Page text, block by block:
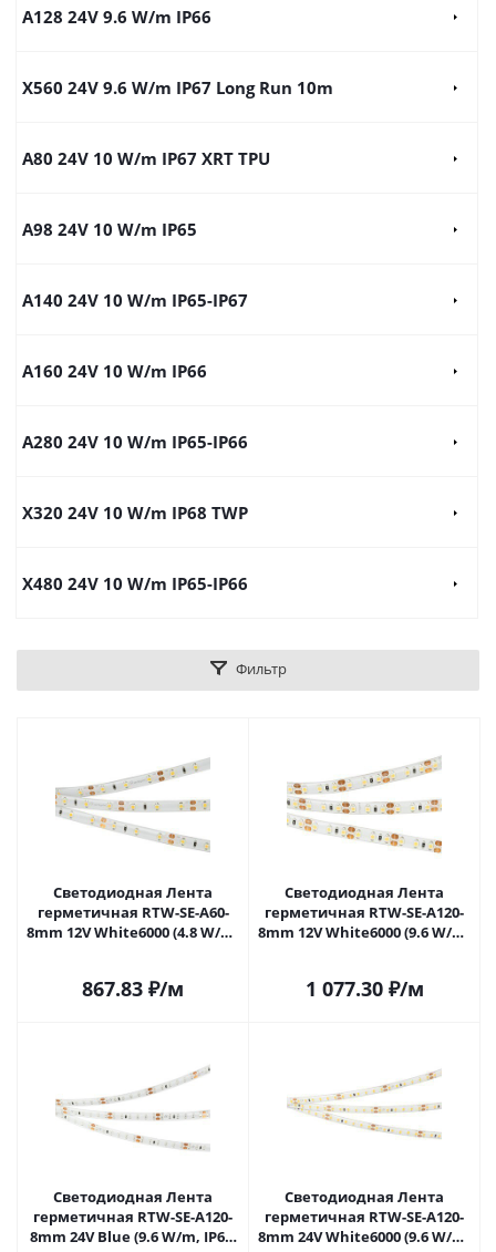
A128 24V 9.6 W/m IP66
X560 24V 9.6 W/m IP67 Long Run 10m
A80 24V 10 W/m IP67 XRT TPU
A98 24V 10 W/m IP65
A140 24V 10 W/m IP65-IP67
A160 24V 10 W/m IP66
A280 24V 10 W/m IP65-IP66
X320 24V 10 W/m IP68 TWP
X480 24V 10 W/m IP65-IP66
Фильтр
Светодиодная Лента
герметичная RTW-SE-A60-
8mm 12V White6000 (4.8 W/m,
Саратове
867.83 ₽/м
Светодиодная Лента
герметичная RTW-SE-A120-
8mm 12V White6000 (9.6 W/m,
1 077.30₽/м
Светодиодная Лента
герметичная RTW-SE-A120-
8mm 24V Blue (9.6 W/m, IP65,
Светодиодная Лента
герметичная RTW-SE-A120-
8mm 24V White6000 (9.6 W/m,